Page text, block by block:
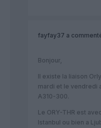
fayfay37 a
Bonjour,
Il existe la liaison
mardi et le vendredi
A310-300.
Le ORY-THR est
Istanbul ou bien a